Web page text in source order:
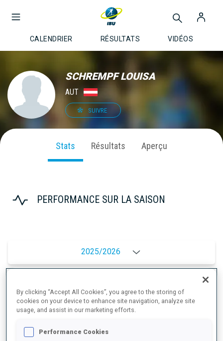
CALENDRIER RÉSULTATS VIDÉOS
SCHREMPF LOUISA
AUT
SUIVRE
Stats Résultats Aperçu
PERFORMANCE SUR LA SAISON
2025/2026
MOYENNE DE PERFORMANCE
RETARD SUR LE MEILLEUR CHRONO SKI
By clicking “Accept All Cookies”, you agree to the storing of
cookies on your device to enhance site navigation, analyze site
usage, and assist in our marketing efforts.
Performance Cookies